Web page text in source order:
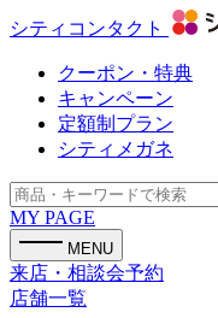
シティコンタクト
クーポン・特典
キャンペーン
定額制プラン
シティメガネ
MY PAGE
MENU
来店・相談会予約
店舗一覧